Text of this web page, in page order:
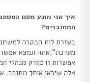
איך אני מונע משם המשתמש
המחוברים?
בעזרת לוח הבקרה למשתמש,
מערכת”,אתה תמצא אפשרות
אפשרות זוכןורק מנהלי
אלה שיראו אותך מחובר.